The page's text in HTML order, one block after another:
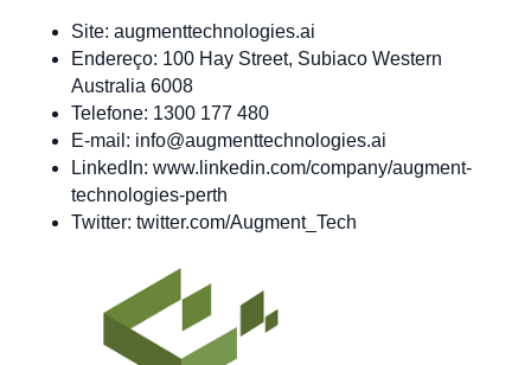
Site: augmenttechnologies.ai
Endereço: 100 Hay Street, Subiaco Western
Australia 6008
Telefone: 1300 177 480
E-mail: info@augmenttechnologies.ai
LinkedIn: www.linkedin.com/company/augment-
technologies-perth
Twitter: twitter.com/Augment_Tech